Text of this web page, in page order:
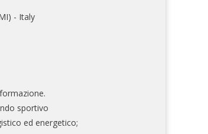
- Italy
sportivo
ed energetico;